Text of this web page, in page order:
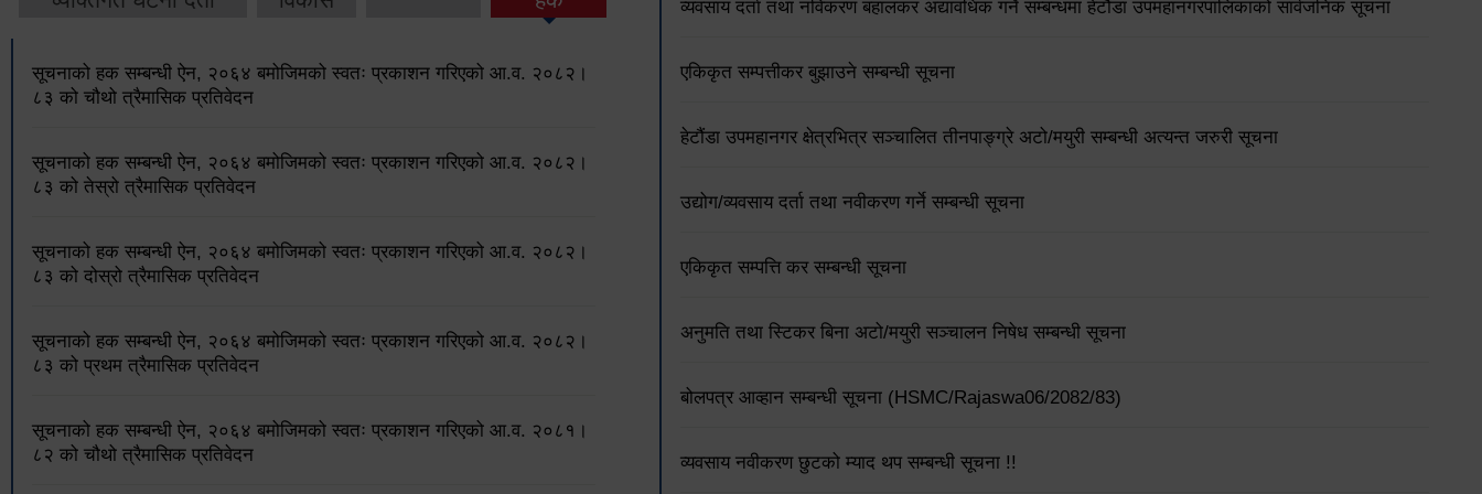
सूचनाको हक सम्बन्धी ऐन, २०६४ बमोजिमको स्वतः प्रकाशन गरिएको आ.व. २०८२।
८३ को चौथो त्रैमासिक प्रतिवेदन
सूचनाको हक सम्बन्धी ऐन, २०६४ बमोजिमको स्वतः प्रकाशन गरिएको आ.व. २०८२।
८३ को तेस्रो त्रैमासिक प्रतिवेदन
सूचनाको हक सम्बन्धी ऐन, २०६४ बमोजिमको स्वतः प्रकाशन गरिएको आ.व. २०८२।
८३ को दोस्रो त्रैमासिक प्रतिवेदन
सूचनाको हक सम्बन्धी ऐन, २०६४ बमोजिमको स्वतः प्रकाशन गरिएको आ.व. २०८२।
८३ को प्रथम त्रैमासिक प्रतिवेदन
सूचनाको हक सम्बन्धी ऐन, २०६४ बमोजिमको स्वतः प्रकाशन गरिएको आ.व. २०८१।
८२ को चौथो त्रैमासिक प्रतिवेदन
व्यवसाय दर्ता तथा नविकरण बहालकर अद्यावधिक गर्ने सम्बन्धमा हेटौंडा उपमहानगरपालिकाको सार्वजनिक सूचना
एकिकृत सम्पत्तीकर बुझाउने सम्बन्धी सूचना
हेटौंडा उपमहानगर क्षेत्रभित्र सञ्चालित तीनपाङ्ग्रे अटो/मयुरी सम्बन्धी अत्यन्त जरुरी सूचना
उद्योग/व्यवसाय दर्ता तथा नवीकरण गर्ने सम्बन्धी सूचना
एकिकृत सम्पत्ति कर सम्बन्धी सूचना
अनुमति तथा स्टिकर बिना अटो/मयुरी सञ्चालन निषेध सम्बन्धी सूचना
बोलपत्र आव्हान सम्बन्धी सूचना (HSMC/Rajaswa06/2082/83)
व्यवसाय नवीकरण छुटको म्याद थप सम्बन्धी सूचना !!